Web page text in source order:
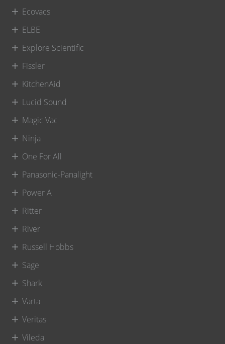
Ecovacs
ELBE
Explore Scientific
Fissler
KitchenAid
Lucid Sound
Magic Vac
Ninja
One For All
Panasonic-Panalight
Power A
Ritter
River
Russell Hobbs
Sage
Shark
Varta
Veritas
Vileda